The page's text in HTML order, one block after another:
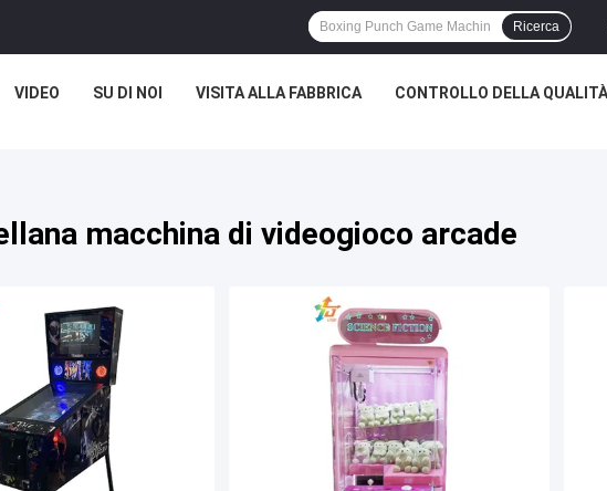
Ricerca
VIDEO SU DI NOI VISITA ALLA FABBRICA CONTROLLO DELLA QUALITÀ
macchina di videogioco arcade